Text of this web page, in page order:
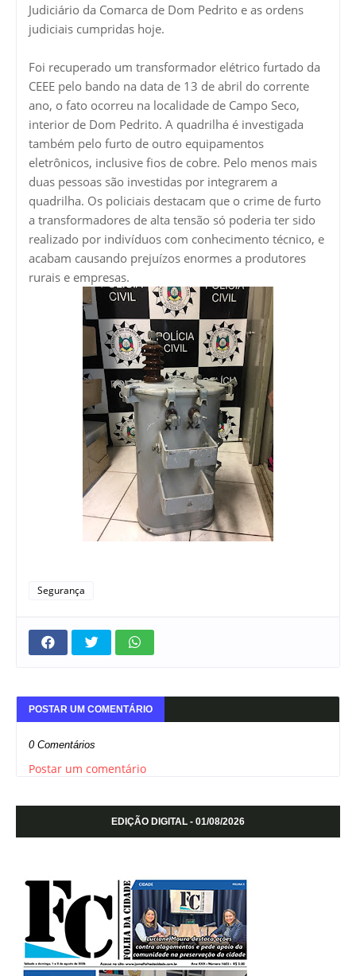
Judiciário da Comarca de Dom Pedrito e as ordens
judiciais cumpridas hoje.
Foi recuperado um transformador elétrico furtado da
CEEE pelo bando na data de 13 de abril do corrente
ano, o fato ocorreu na localidade de Campo Seco,
interior de Dom Pedrito. A quadrilha é investigada
também pelo furto de outro equipamentos
eletrônicos, inclusive fios de cobre. Pelo menos mais
duas pessoas são investidas por integrarem a
quadrilha. Os policiais destacam que o crime de furto
a transformadores de alta tensão só poderia ter sido
realizado por indivíduos com conhecimento técnico, e
acabam causando prejuízos enormes a produtores
rurais e empresas.
Segurança
POSTAR UM COMENTÁRIO
0 Comentários
Postar um comentário
EDIÇÃO DIGITAL - 01/08/2026